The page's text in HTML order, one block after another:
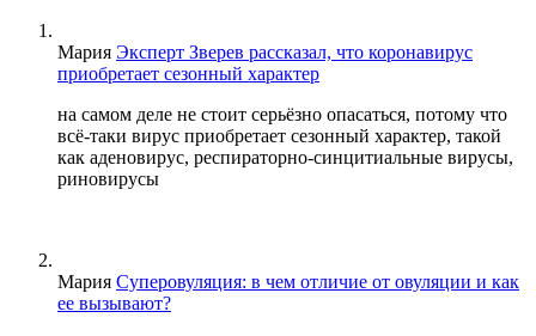
Мария Эксперт Зверев рассказал, что коронавирус
приобретает сезонный характер
на самом деле не стоит серьёзно опасаться, потому что
всё-таки вирус приобретает сезонный характер, такой
как аденовирус, респираторно-синцитиальные вирусы,
риновирусы
Мария Суперовуляция: в чем отличие от овуляции и как
ее вызывают?